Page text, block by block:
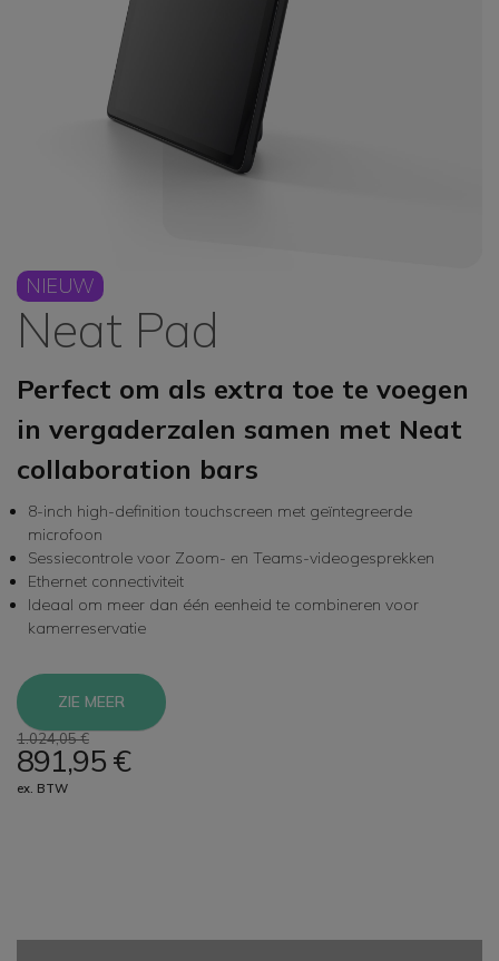
NIEUW
Neat Pad
Perfect om als extra toe te voegen
in vergaderzalen samen met Neat
collaboration bars
8-inch high-definition touchscreen met geïntegreerde
microfoon
Sessiecontrole voor Zoom- en Teams-videogesprekken
Ethernet connectiviteit
Ideaal om meer dan één eenheid te combineren voor
kamerreservatie
ZIE MEER
1.024,05 €
891,95 €
ex. BTW